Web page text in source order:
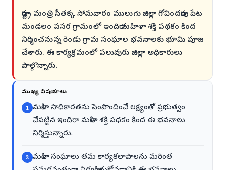
రాష్ట్ర మంత్రి సీతక్క సోమవారం ములుగు జిల్లా గోవిందరావు పేట
మండలం పసర గ్రామంలో ఇందిరా మహిళా శక్తి పథకం కింద
నిర్మించనున్న రెండు గ్రామ సంఘాల భవనాలకు భూమి పూజ
చేశారు. ఈ కార్యక్రమంలో పలువురు జిల్లా అధికారులు
పాల్గొన్నారు.
ముఖ్య విషయాలు
1 మహిళా సాధికారతను పెంపొందించే లక్ష్యంతో ప్రభుత్వం
చేపట్టిన ఇందిరా మహిళా శక్తి పథకం కింద ఈ భవనాలు
నిర్మిస్తున్నారు.
2 మహిళా సంఘాలు తమ కార్యకలాపాలను మరింత